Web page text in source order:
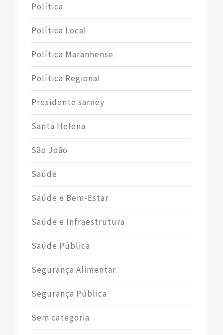
Política
Política Local
Política Maranhense
Política Regional
Presidente sarney
Santa Helena
São João
Saúde
Saúde e Bem-Estar
Saúde e Infraestrutura
Saúde Pública
Segurança Alimentar
Segurança Pública
Sem categoria